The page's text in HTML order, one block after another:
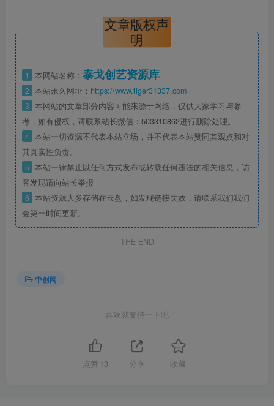
文章版权声
明
1 本网站名称： 泰戈创艺资源库
2 本站永久网址： https://www.tiger31337.com
3 本网站的文章部分内容可能来源于网络，仅供大家学习与参
考，如有侵权，请联系站长微信： 503310862进行删除处理。
4 本站一切资源不代表本站立场，并不代表本站赞同其观点和对
其真实性负责。
5 本站一律禁止以任何方式发布或转载任何违法的相关信息，访
客发现请向站长举报
6 本站资源大多存储在云盘，如发现链接失效，请联系我们我们
会第一时间更新。
THE END
中创网
喜欢就支持一下吧
点赞 13 分享 收藏